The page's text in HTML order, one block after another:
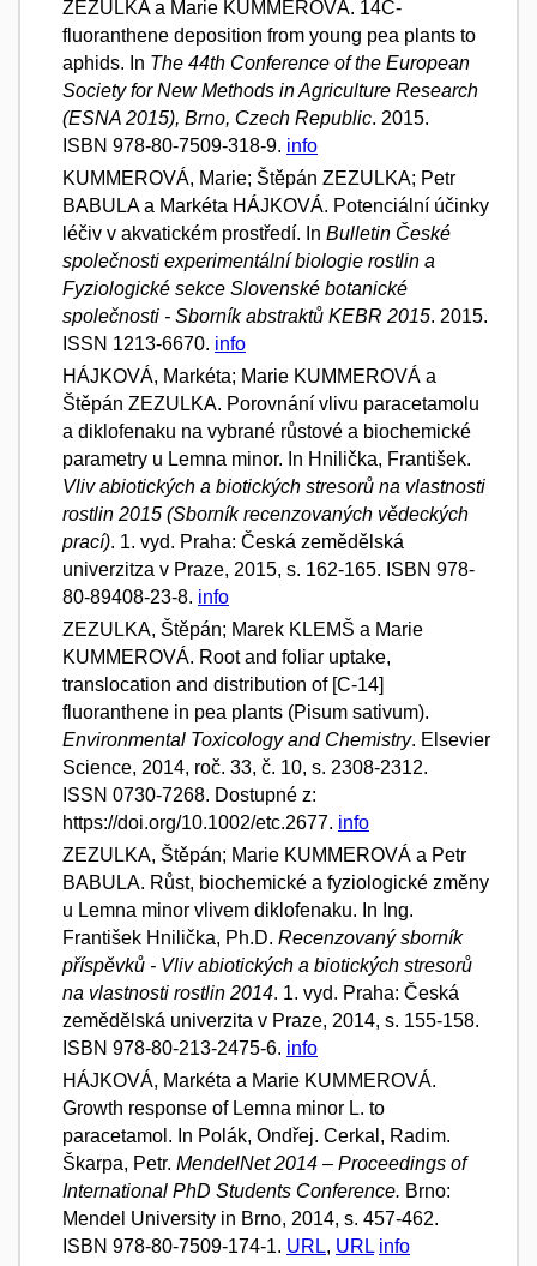
ZEZULKA a Marie KUMMEROVÁ. 14C-
fluoranthene deposition from young pea plants to
aphids. In The 44th Conference of the European
Society for New Methods in Agriculture Research
(ESNA 2015), Brno, Czech Republic. 2015.
ISBN 978-80-7509-318-9. info
KUMMEROVÁ, Marie; Štěpán ZEZULKA; Petr
BABULA a Markéta HÁJKOVÁ. Potenciální účinky
léčiv v akvatickém prostředí. In Bulletin České
společnosti experimentální biologie rostlin a
Fyziologické sekce Slovenské botanické
společnosti - Sborník abstraktů KEBR 2015. 2015.
ISSN 1213-6670. info
HÁJKOVÁ, Markéta; Marie KUMMEROVÁ a
Štěpán ZEZULKA. Porovnání vlivu paracetamolu
a diklofenaku na vybrané růstové a biochemické
parametry u Lemna minor. In Hnilička, František.
Vliv abiotických a biotických stresorů na vlastnosti
rostlin 2015 (Sborník recenzovaných vědeckých
prací). 1. vyd. Praha: Česká zemědělská
univerzitza v Praze, 2015, s. 162-165. ISBN 978-
80-89408-23-8. info
ZEZULKA, Štěpán; Marek KLEMŠ a Marie
KUMMEROVÁ. Root and foliar uptake,
translocation and distribution of [C-14]
fluoranthene in pea plants (Pisum sativum).
Environmental Toxicology and Chemistry. Elsevier
Science, 2014, roč. 33, č. 10, s. 2308-2312.
ISSN 0730-7268. Dostupné z:
https://doi.org/10.1002/etc.2677. info
ZEZULKA, Štěpán; Marie KUMMEROVÁ a Petr
BABULA. Růst, biochemické a fyziologické změny
u Lemna minor vlivem diklofenaku. In Ing.
František Hnilička, Ph.D. Recenzovaný sborník
příspěvků - Vliv abiotických a biotických stresorů
na vlastnosti rostlin 2014. 1. vyd. Praha: Česká
zemědělská univerzita v Praze, 2014, s. 155-158.
ISBN 978-80-213-2475-6. info
HÁJKOVÁ, Markéta a Marie KUMMEROVÁ.
Growth response of Lemna minor L. to
paracetamol. In Polák, Ondřej. Cerkal, Radim.
Škarpa, Petr. MendelNet 2014 – Proceedings of
International PhD Students Conference. Brno:
Mendel University in Brno, 2014, s. 457-462.
ISBN 978-80-7509-174-1. URL, URL info